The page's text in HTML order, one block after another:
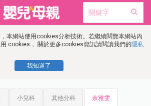
本網站使用cookies分析技術。若繼續閱覽本網站內
cookies， 關於更多cookies資訊請閱讀我們的隱私
我知道了
小兒科 其他分科 余雅雯